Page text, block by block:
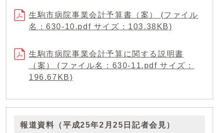
生駒市病院事業会計予算書（案） (ファイル
名：630-10.pdf サイズ：103.38KB)
生駒市病院事業会計予算に関する説明書
（案） (ファイル名：630-11.pdf サイズ：
196.67KB)
報道資料（平成25年2月25日記者会見）